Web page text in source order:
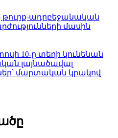
թուրք-ադրբեջանական
մասին
10-ը տեղի կունենան
լայնածավալ
մարտական կրակով